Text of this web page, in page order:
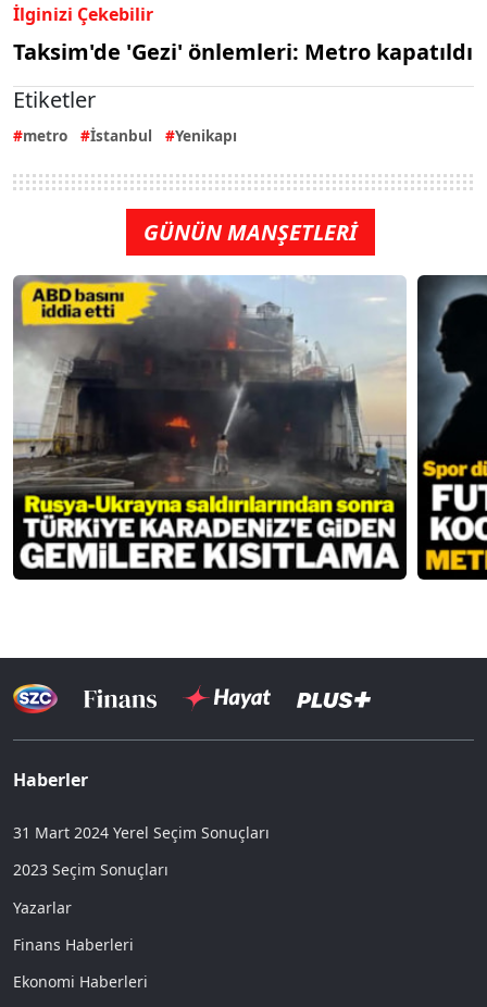
İlginizi Çekebilir
Taksim'de 'Gezi' önlemleri: Metro kapatıldı
Etiketler
metro İstanbul Yenikapı
GÜNÜN MANŞETLERİ
Haberler
31 Mart 2024 Yerel Seçim Sonuçları
2023 Seçim Sonuçları
Yazarlar
Finans Haberleri
Ekonomi Haberleri